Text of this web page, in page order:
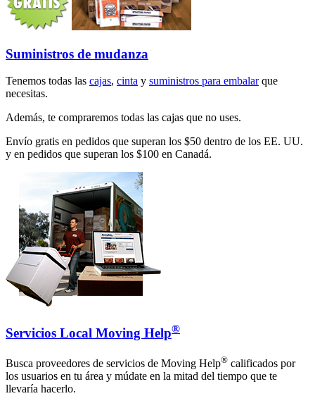
Suministros de mudanza
Tenemos todas las cajas, cinta y suministros para embalarque
necesitas.
Además, te compraremos todas las cajas que no uses.
Envío gratis en pedidos que superan los $50 dentro de los EE. UU.
y en pedidos que superan los $100 en Canadá.
Servicios Local Moving Help®
Busca proveedores de servicios de Moving Help® calificados por
los usuarios en tu área y múdate en la mitad del tiempo que te
llevaría hacerlo.